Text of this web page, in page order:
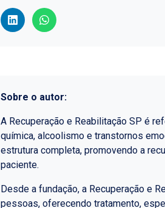
Sobre o autor:
A Recuperação e Reabilitação SP é
química, alcoolismo e transtornos
estrutura completa, promovendo a
paciente.
Desde a fundação, a Recuperação e
pessoas, oferecendo tratamento,